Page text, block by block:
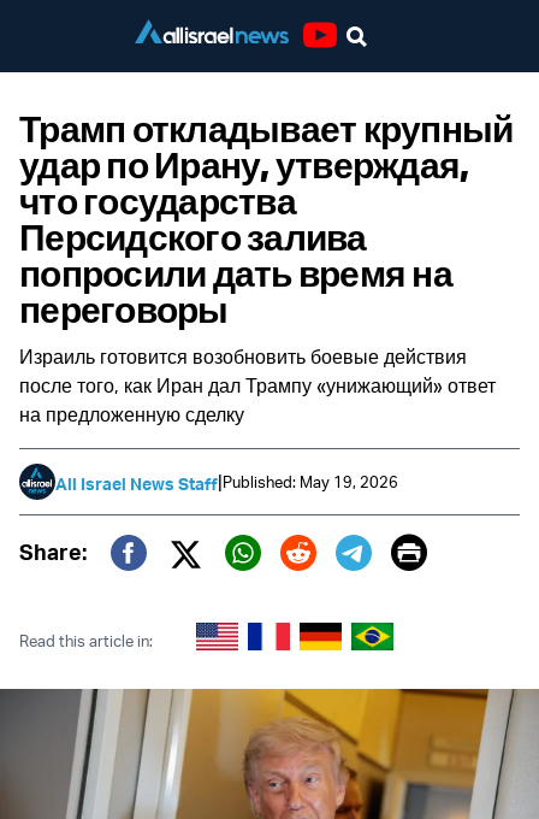
Трамп откладывает крупный
удар по Ирану, утверждая,
что государства
Персидского залива
попросили дать время на
переговоры
Израиль готовится возобновить боевые действия
после того, как Иран дал Трампу «унижающий» ответ
на предложенную сделку
All Israel News Staff|Published: May 19, 2026
Share:
Twitter (X)
Print
Read this article in: